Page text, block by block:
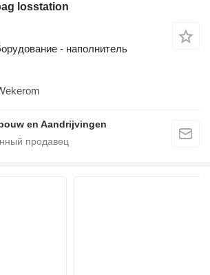
losstation
- наполнитель
en Aandrijvingen